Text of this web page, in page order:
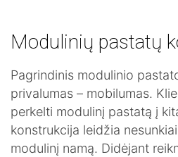
Modulinių pastatų
Pagrindinis modulinio
privalumas – mobilumas.
perkelti modulinį pastatą į
konstrukcija leidžia
modulinį namą. Didėjant